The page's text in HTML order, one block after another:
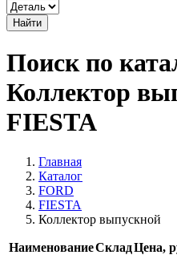
Найти
Поиск по
Коллектор
FIESTA
Главная
Каталог
FORD
FIESTA
Коллектор выпускной
НаименованиеСкладЦена,